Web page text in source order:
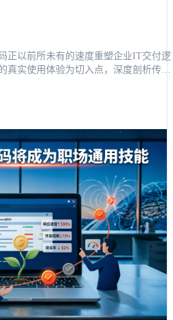
正以前所未有的速度重塑企业IT交付逻
真实使用体验为切入点，深度剖析传统
职场中技能迭代的必然趋势。通过具体
提前布局数字化人才梯队。